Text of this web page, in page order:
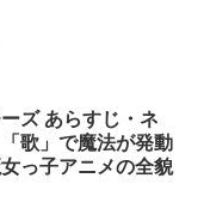
ズ あらすじ・ネ
歌」で魔法が発動
っ子アニメの全貌